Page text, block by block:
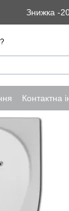
Знижка -
Контактна